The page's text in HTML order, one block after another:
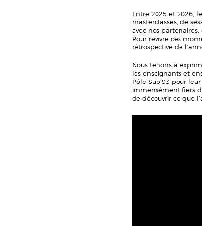
Entre 2025 et 2026,
masterclasses, de
avec nos
Pour revivre ces
rétrospective de
Nous tenons à
les enseignants et
Pôle Sup’93 pour
immensément fiers
de découvrir ce que